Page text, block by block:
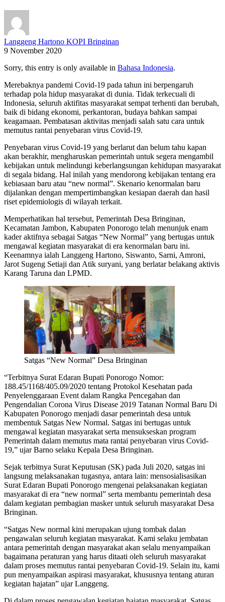
Langgeng Hartono KOPI Bringinan
9 November 2020
Sorry, this entry is only available in Bahasa Indonesia.
Merebaknya pandemi Covid-19 pada tahun ini berpengaruh
terhadap pola hidup masyarakat di dunia. Tidak terkecuali di
Indonesia, seluruh aktifitas masyarakat sempat terhenti dan berubah,
baik di bidang ekonomi, perkantoran, budaya bahkan sampai
keagamaan. Pembatasan aktivitas menjadi salah satu cara untuk
memutus rantai penyebaran virus Covid-19.
Penyebaran virus Covid-19 yang berlarut dan belum tahu kapan
akan berakhir, mengharuskan pemerintah untuk segera mengambil
kebijakan untuk melindungi keberlangsungan kehidupan masyarakat
di segala bidang. Hal inilah yang mendorong kebijakan tentang era
kebiasaan baru atau “new normal”. Skenario kenormalan baru
dijalankan dengan mempertimbangkan kesiapan daerah dan hasil
riset epidemiologis di wilayah terkait.
Memperhatikan hal tersebut, Pemerintah Desa Bringinan,
Kecamatan Jambon, Kabupaten Ponorogo telah menunjuk enam
kader aktifnya sebagai Satgas “New Normal” yang bertugas untuk
mengawal kegiatan masyarakat di era kenormalan baru ini.
Keenamnya ialah Langgeng Hartono, Siswanto, Sarni, Amroni,
Jarot Sugeng Setiaji dan Atik suryani, yang berlatar belakang aktivis
Karang Taruna dan LPMD.
Satgas “New Normal” Desa Bringinan
“Terbitnya Surat Edaran Bupati Ponorogo Nomor:
188.45/1168/405.09/2020 tentang Protokol Kesehatan pada
Penyelenggaraan Event dalam Rangka Pencegahan dan
Pengendalian Corona Virus Disease 2019 Tatanan Normal Baru Di
Kabupaten Ponorogo menjadi dasar pemerintah desa untuk
membentuk Satgas New Normal. Satgas ini bertugas untuk
mengawal kegiatan masyarakat serta mensukseskan program
Pemerintah dalam memutus mata rantai penyebaran virus Covid-
19,” ujar Barno selaku Kepala Desa Bringinan.
Sejak terbitnya Surat Keputusan (SK) pada Juli 2020, satgas ini
langsung melaksanakan tugasnya, antara lain: mensosialisasikan
Surat Edaran Bupati Ponorogo mengenai pelaksanakan kegiatan
masyarakat di era “new normal” serta membantu pemerintah desa
dalam kegiatan pembagian masker untuk seluruh masyarakat Desa
Bringinan.
“Satgas New normal kini merupakan ujung tombak dalan
pengawalan seluruh kegiatan masyarakat. Kami selaku jembatan
antara pemerintah dengan masyarakat akan selalu menyampaikan
bagaimana peraturan yang harus ditaati oleh seluruh masyarakat
dalam proses memutus rantai penyebaran Covid-19. Selain itu, kami
pun menyampaikan aspirasi masyarakat, khususnya tentang aturan
kegiatan hajatan” ujar Langgeng.